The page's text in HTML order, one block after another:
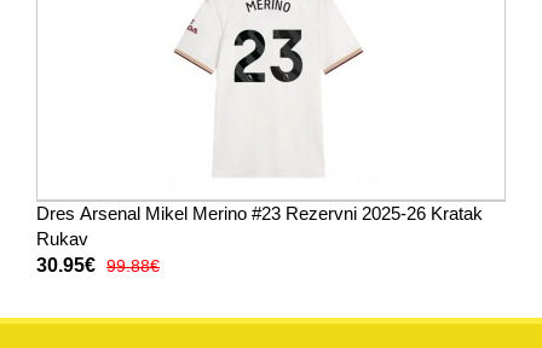
Dres Arsenal Mikel Merino #23 Rezervni 2025-26 Kratak
Rukav
30.95€ 99.88€